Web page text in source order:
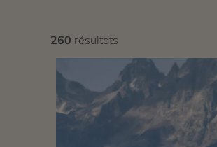
260 résultats